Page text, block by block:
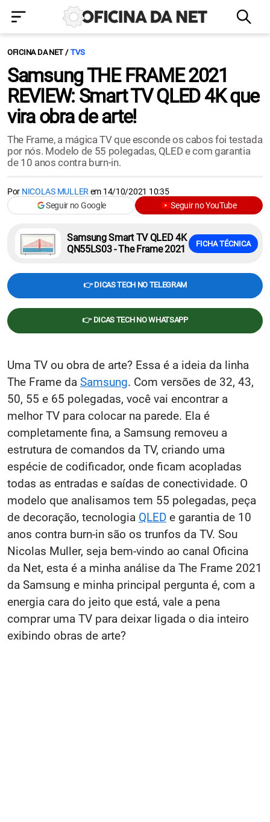
OFICINA DA NET TVS
Samsung THE FRAME 2021
REVIEW: Smart TV QLED 4K que
vira obra de arte!
The Frame, a mágica TV que esconde os cabos foi testada
por nós. Modelo de 55 polegadas, QLED e com garantia
de 10 anos contra burn-in.
Por NICOLAS MULLER em 14/10/2021 10:35
Seguir no Google
Seguir no YouTube
Samsung Smart TV QLED 4K
QN55LS03 - The Frame 2021
FICHA TÉCNICA
👉 DICAS TECH NO TELEGRAM
👉 DICAS TECH NO WHATSAPP
Uma TV ou obra de arte? Essa é a ideia da linha
The Frame da Samsung. Com versões de 32, 43,
50, 55 e 65 polegadas, você vai encontrar a
melhor TV para colocar na parede. Ela é
completamente fina, a Samsung removeu a
estrutura de comandos da TV, criando uma
espécie de codificador, onde ficam acopladas
todas as entradas e saídas de conectividade. O
modelo que analisamos tem 55 polegadas, peça
de decoração, tecnologia QLED e garantia de 10
anos contra burn-in são os trunfos da TV. Sou
Nicolas Muller, seja bem-vindo ao canal Oficina
da Net, esta é a minha análise da The Frame 2021
da Samsung e minha principal pergunta é, com a
energia cara do jeito que está, vale a pena
comprar uma TV para deixar ligada o dia inteiro
exibindo obras de arte?